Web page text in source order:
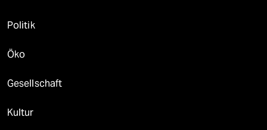
Politik
Öko
Gesellschaft
Kultur